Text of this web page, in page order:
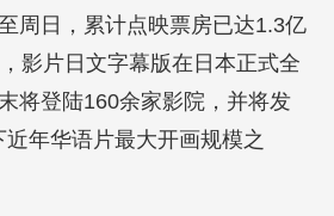
周日，累计点映票房已达1.3亿
影片日文字幕版在日本正式全
将登陆160余家影院，并将发
年华语片最大开画规模之